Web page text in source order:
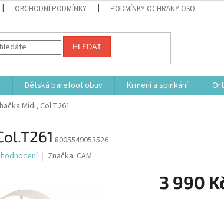
OBCHODNÍ PODMÍNKY PODMÍNKY OCHRANY OSOBNÍCH
HLEDAT
Dětská barefoot obuv Krmení a spinkání
Midi, Col.T261
8005549053526
Značka: CAM
3 990